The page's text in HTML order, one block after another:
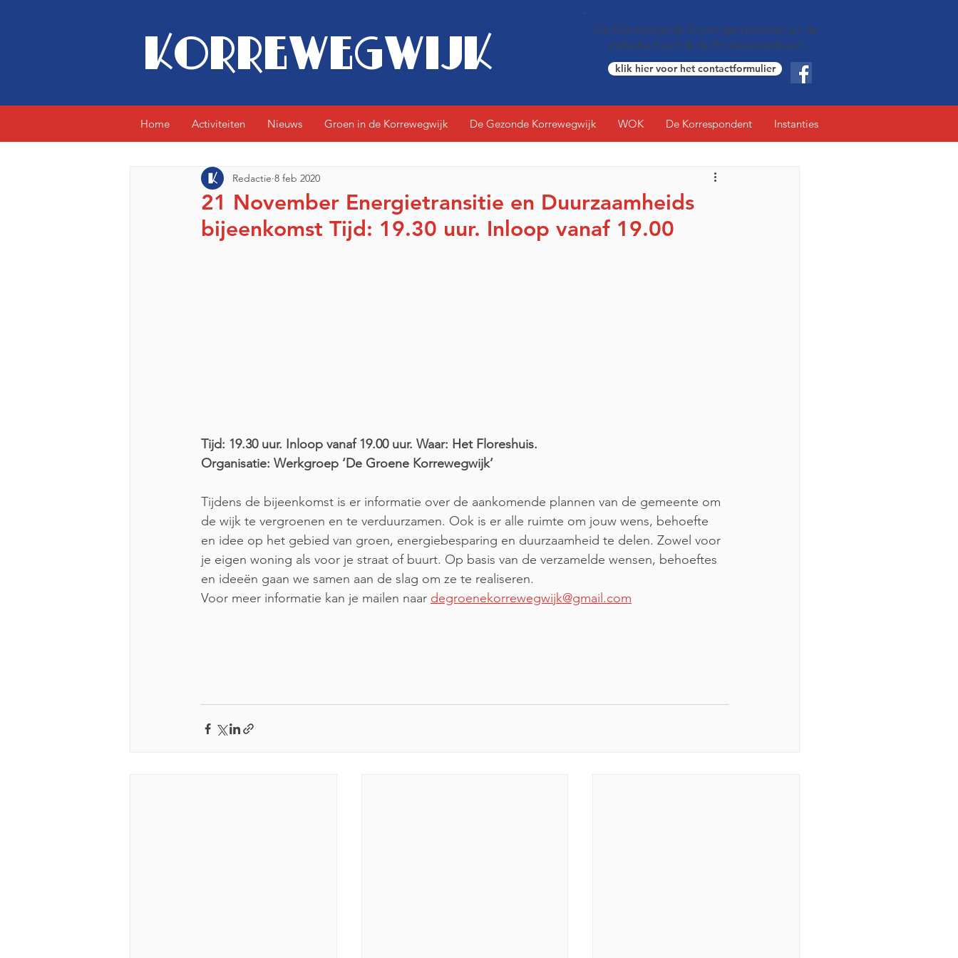
KORREWEGWIJK
De Korrewegwijk Groningen bestaat uit de
Indische buurt & de Professorenbuurt
klik hier voor het contactformulier
Home Activiteiten Nieuws Groen in de Korrewegwijk De Gezonde Korrewegwijk WOK De Korrespondent Instanties
21 November Energietransitie en Duurzaamheids
bijeenkomst Tijd: 19.30 uur. Inloop vanaf 19.00
Redactie 8 feb 2020
Tijd: 19.30 uur. Inloop vanaf 19.00 uur. Waar: Het Floreshuis.
Organisatie: Werkgroep ‘De Groene Korrewegwijk’
Tijdens de bijeenkomst is er informatie over de aankomende plannen van de gemeente om
de wijk te vergroenen en te verduurzamen. Ook is er alle ruimte om jouw wens, behoefte
en idee op het gebied van groen, energiebesparing en duurzaamheid te delen. Zowel voor
je eigen woning als voor je straat of buurt. Op basis van de verzamelde wensen, behoeftes
en ideeën gaan we samen aan de slag om ze te realiseren.
Voor meer informatie kan je mailen naar degroenekorrewegwijk@gmail.com